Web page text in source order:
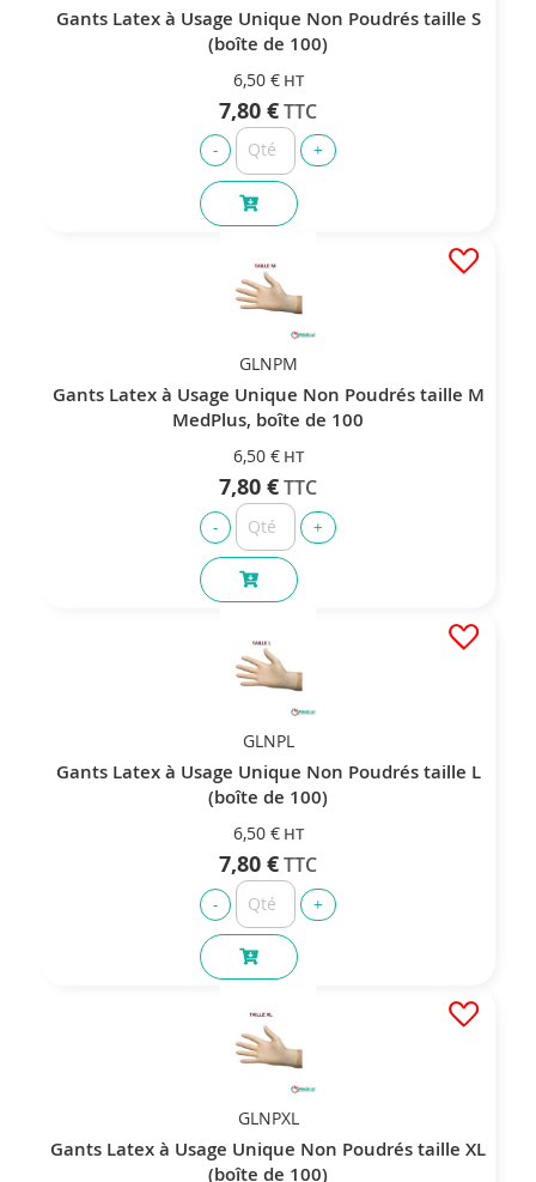
Gants Latex à Usage Unique Non Poudrés taille S
(boîte de 100)
6,50 €
7,80 €
GLNPM
Gants Latex à Usage Unique Non Poudrés taille M
MedPlus, boîte de 100
6,50 €
7,80 €
GLNPL
Gants Latex à Usage Unique Non Poudrés taille L
(boîte de 100)
6,50 €
7,80 €
GLNPXL
Gants Latex à Usage Unique Non Poudrés taille XL
(boîte de 100)